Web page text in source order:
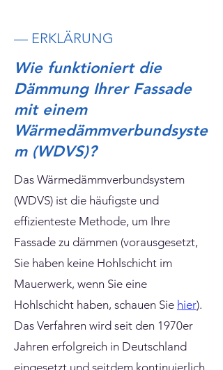
— ERKLÄRUNG
Wie funktioniert die
Dämmung Ihrer Fassade
mit einem
Wärmedämmverbundsyste
m (WDVS)?
Das Wärmedämmverbundsystem
(WDVS) ist die häufigste und
effizienteste Methode, um Ihre
Fassade zu dämmen (vorausgesetzt,
Sie haben keine Hohlschicht im
Mauerwerk, wenn Sie eine
Hohlschicht haben, schauen Sie hier).
Das Verfahren wird seit den 1970er
Jahren erfolgreich in Deutschland
eingesetzt und seitdem kontinuierlich